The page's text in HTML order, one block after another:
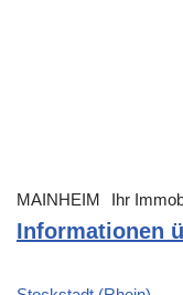
MAINHEIM Ihr
Informationen